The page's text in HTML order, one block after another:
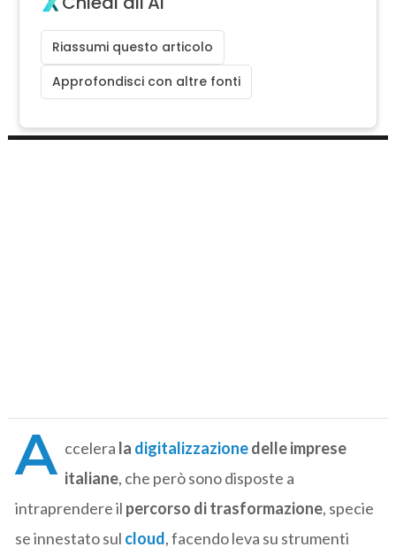
Riassumi questo articolo
Approfondisci con altre fonti
A ccelera la digitalizzazionedelle imprese
italiane, che però sono disposte a
intraprendere il percorso di trasformazione, specie
se innestato sul cloud, facendo leva su strumenti